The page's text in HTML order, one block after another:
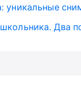
уникальные
Два